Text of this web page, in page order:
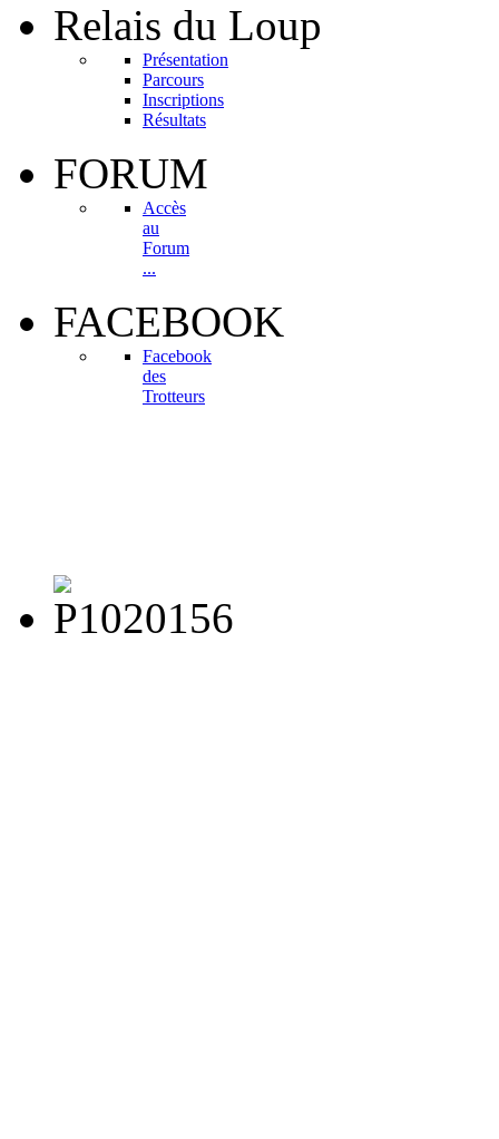
Relais du Loup
Présentation
Parcours
Inscriptions
Résultats
FORUM
Accès
au
Forum
...
FACEBOOK
Facebook
des
Trotteurs